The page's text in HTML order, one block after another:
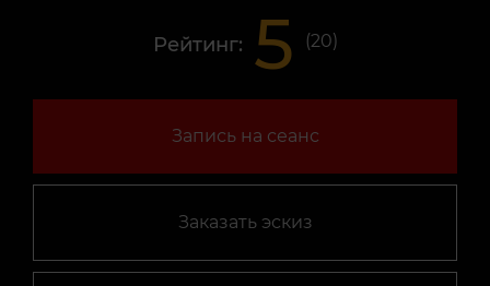
Рейтинг: 5 (20)
Запись на сеанс
Заказать эскиз